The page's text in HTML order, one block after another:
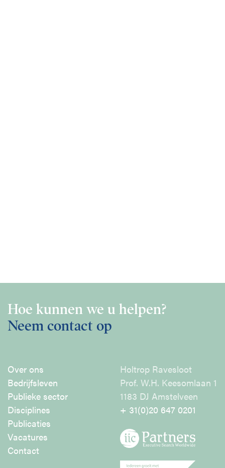
Hoe kunnen we u helpen?
Neem contact op
Over ons
Bedrijfsleven
Publieke sector
Disciplines
Publicaties
Vacatures
Contact
Holtrop Ravesloot
Prof. W.H. Keesomlaan 1
1183 DJ Amstelveen
+ 31(0)20 647 0201